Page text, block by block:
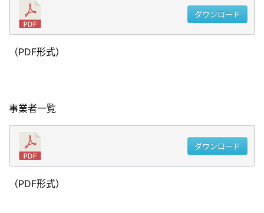
ダウンロード
（PDF形式）
事業者一覧
ダウンロード
（PDF形式）